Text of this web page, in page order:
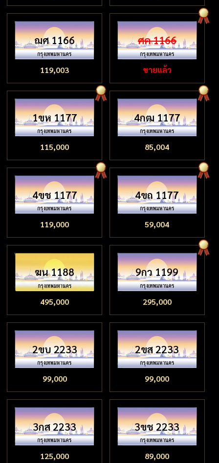
ฌศ 1166
119,003
ศค 1166
ขายแล้ว
1ขห 1177
115,000
4กฒ 1177
85,004
4ขช 1177
119,000
4ขถ 1177
59,004
ฆน 1188
495,000
9กว 1199
295,000
2ขบ 2233
99,000
2ขส 2233
99,000
3กส 2233
125,000
3ขช 2233
89,000